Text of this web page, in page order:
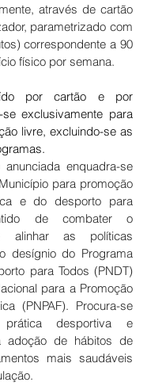
através de cartão
parametrizado com
correspondente a 90
físico por semana.
por cartão e por
se exclusivamente para
livre, excluindo-se as
enquadra-se
para promoção
e do desporto para
de combater o
alinhar as políticas
desígnio do Programa
para Todos (PNDT)
para a Promoção
(PNPAF). Procura-se
desportiva e
adoção de hábitos de
mais saudáveis